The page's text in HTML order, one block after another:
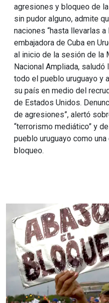
agresiones y bloqueo de
sin pudor alguno, admite
naciones “hasta llevarlas a
embajadora de Cuba en
al inicio de la sesión de la
Nacional Ampliada,
todo el pueblo uruguayo y
su país en medio del
de Estados Unidos.
de agresiones”, alertó
“terrorismo mediático” y
pueblo uruguayo como
bloqueo.
Imagen